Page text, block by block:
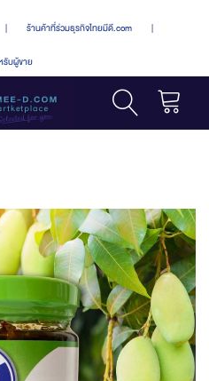
| ร้านค้าที่ร่วมธุรกิจไทยมีดี.com |
รับผู้ขาย